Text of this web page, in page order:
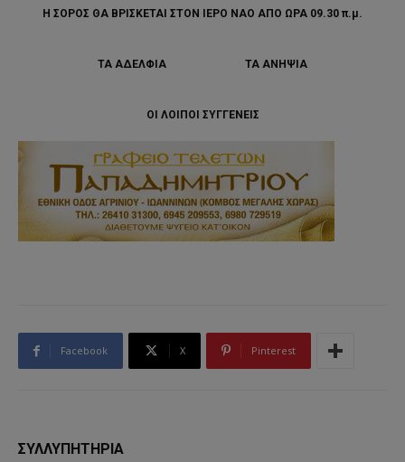
Η ΣΟΡΟΣ ΘΑ ΒΡΙΣΚΕΤΑΙ ΣΤΟΝ ΙΕΡΟ ΝΑΟ ΑΠΟ ΩΡΑ 09.30 π.μ.
ΤΑ ΑΔΕΛΦΙΑ ΤΑ ΑΝΗΨΙΑ
ΟΙ ΛΟΙΠΟΙ ΣΥΓΓΕΝΕΙΣ
Facebook X Pinterest
ΣΥΛΛΥΠΗΤΗΡΙΑ